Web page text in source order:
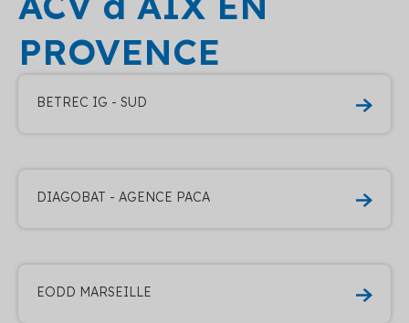
PROVENCE
BETREC IG - SUD
DIAGOBAT - AGENCE PACA
EODD MARSEILLE